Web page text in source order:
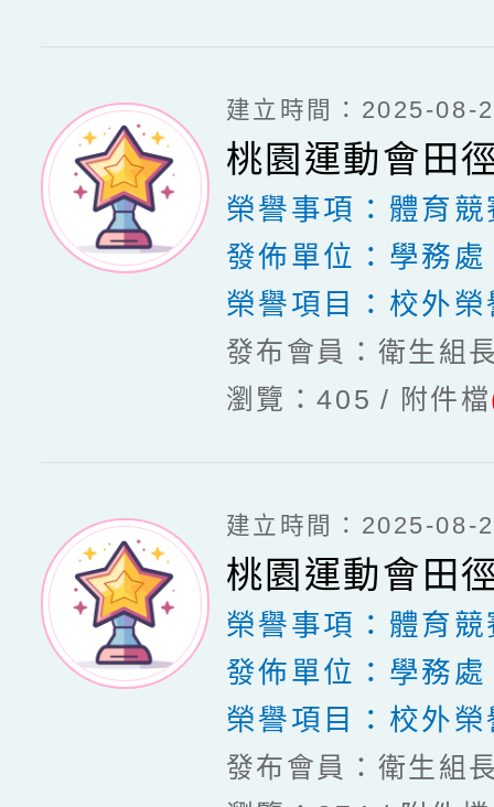
建立時間：2025-08-
桃園運動會田
榮譽事項： 體育競
發佈單位： 學務處
榮譽項目： 校外榮
發布會員：衛生組
瀏覽：405
附件檔
建立時間：2025-08-
桃園運動會田
榮譽事項： 體育競
發佈單位： 學務處
榮譽項目： 校外榮
發布會員：衛生組